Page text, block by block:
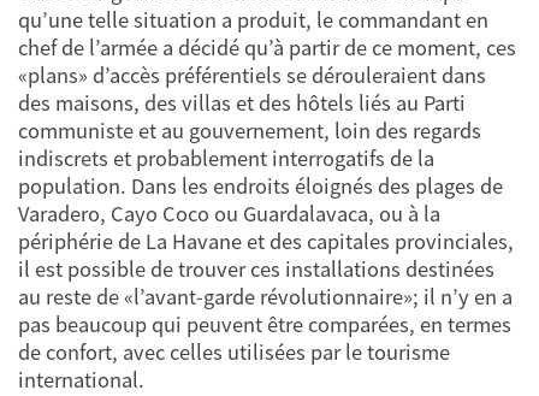
qu’une telle situation a produit, le commandant en
chef de l’armée a décidé qu’à partir de ce moment, ces
«plans» d’accès préférentiels se dérouleraient dans
des maisons, des villas et des hôtels liés au Parti
communiste et au gouvernement, loin des regards
indiscrets et probablement interrogatifs de la
population. Dans les endroits éloignés des plages de
Varadero, Cayo Coco ou Guardalavaca, ou à la
périphérie de La Havane et des capitales provinciales,
il est possible de trouver ces installations destinées
au reste de «l’avant-garde révolutionnaire»; il n’y en a
pas beaucoup qui peuvent être comparées, en termes
de confort, avec celles utilisées par le tourisme
international.